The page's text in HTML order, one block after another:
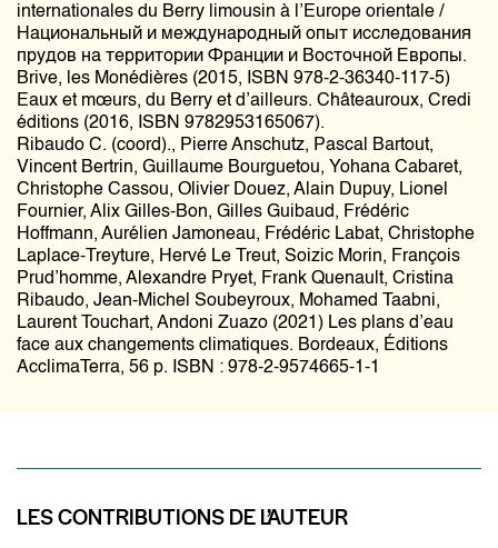
internationales du Berry limousin à l’Europe orientale /
Национальный и международный опыт исследования
прудов на территории Франции и Восточной Европы.
Brive, les Monédières (2015, ISBN 978-2-36340-117-5)
Eaux et mœurs, du Berry et d’ailleurs. Châteauroux, Credi
éditions (2016, ISBN 9782953165067).
Ribaudo C. (coord)., Pierre Anschutz, Pascal Bartout,
Vincent Bertrin, Guillaume Bourguetou, Yohana Cabaret,
Christophe Cassou, Olivier Douez, Alain Dupuy, Lionel
Fournier, Alix Gilles-Bon, Gilles Guibaud, Frédéric
Hoffmann, Aurélien Jamoneau, Frédéric Labat, Christophe
Laplace-Treyture, Hervé Le Treut, Soizic Morin, François
Prud’homme, Alexandre Pryet, Frank Quenault, Cristina
Ribaudo, Jean-Michel Soubeyroux, Mohamed Taabni,
Laurent Touchart, Andoni Zuazo (2021) Les plans d’eau
face aux changements climatiques. Bordeaux, Éditions
AcclimaTerra, 56 p. ISBN : 978-2-9574665-1-1
LES CONTRIBUTIONS DE L’AUTEUR